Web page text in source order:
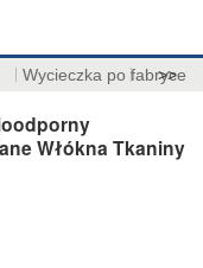
Wycieczka po fabryce
>>
Włókna Tkaniny